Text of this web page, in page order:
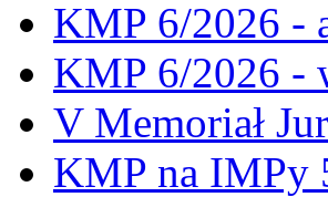
KMP 6/2026 -
KMP 6/2026 -
V Memoriał
KMP na IMPy